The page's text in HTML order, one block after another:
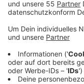
Veröffentlicht:
Anzeige
Das Stadtbad in
werden. Die